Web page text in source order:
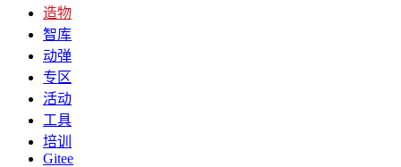
造物
智库
动弹
专区
活动
工具
培训
Gitee